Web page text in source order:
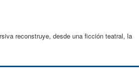
reconstruye, desde una ficción teatral, la